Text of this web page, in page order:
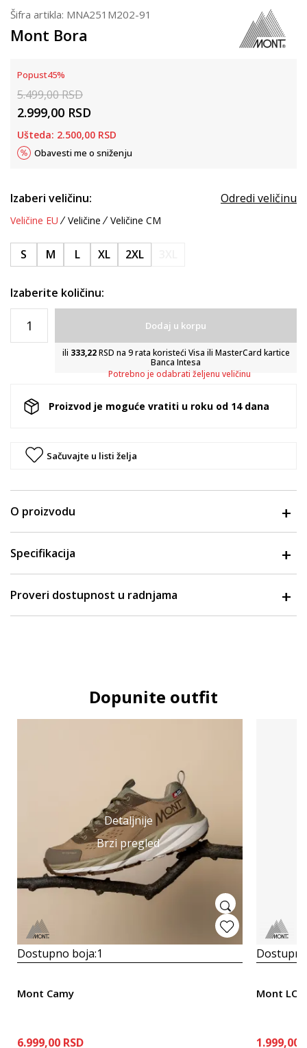
Šifra artikla: MNA251M202-91
Mont Bora
Popust45%
5.499,00RSD
2.999,00 RSD
Ušteda: 2.500,00 RSD
Obavesti me o sniženju
Izaberi veličinu: Odredi veličinu
Veličine EU Veličine Veličine CM
S M L XL 2XL
Izaberite količinu:
Dodaj u korpu
ili 333,22RSD na 9 rata koristeći Visa ili MasterCard kartice
Banca Intesa
Potrebno je odabrati željenu veličinu
Proizvod je moguće vratiti u roku od 14 dana
Sačuvajte u listi želja
O proizvodu
Specifikacija
Proveri dostupnost u radnjama
Dopunite outfit
Detaljnije
Brzi pregled
Dostupno boja:1
Mont Camy
6.999,00 RSD
Mont
1.999,00